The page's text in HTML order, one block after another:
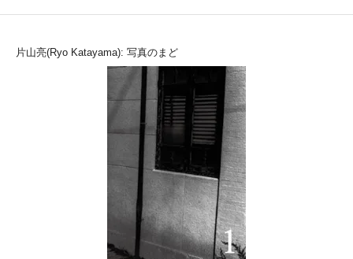
片山亮(Ryo Katayama): 写真のまど